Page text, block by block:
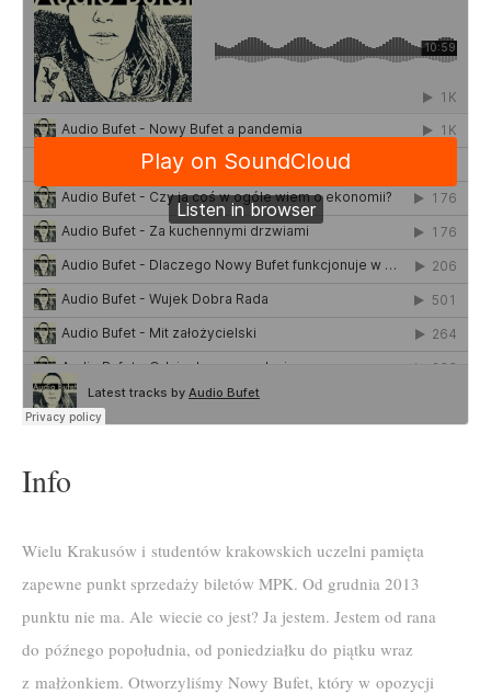
Info
Wielu Krakusów i studentów krakowskich uczelni pamięta
zapewne punkt sprzedaży biletów MPK. Od grudnia 2013
punktu nie ma. Ale wiecie co jest? Ja jestem. Jestem od rana
do późnego popołudnia, od poniedziałku do piątku wraz
z małżonkiem. Otworzyliśmy Nowy Bufet, który w opozycji